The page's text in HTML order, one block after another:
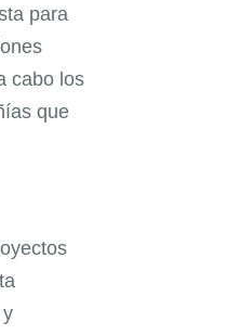
para
cabo los
que